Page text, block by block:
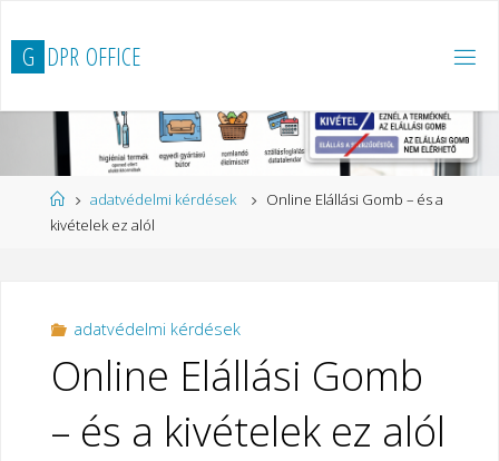
tartalomhoz
G DPR OFFICE
Kezdőlap
adatvédelmi kérdések
Online Elállási Gomb – és a
kivételek ez alól
adatvédelmi kérdések
Online Elállási Gomb
– és a kivételek ez alól